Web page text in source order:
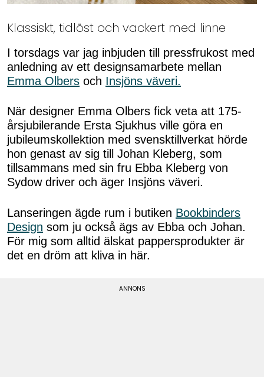
Klassiskt, tidlöst och vackert med linne
I torsdags var jag inbjuden till pressfrukost med
anledning av ett designsamarbete mellan
Emma Olbers och Insjöns väveri.
När designer Emma Olbers fick veta att 175-
årsjubilerande Ersta Sjukhus ville göra en
jubileumskollektion med svensktillverkat hörde
hon genast av sig till Johan Kleberg, som
tillsammans med sin fru Ebba Kleberg von
Sydow driver och äger Insjöns väveri.
Lanseringen ägde rum i butiken Bookbinders
Design som ju också ägs av Ebba och Johan.
För mig som alltid älskat pappersprodukter är
det en dröm att kliva in här.